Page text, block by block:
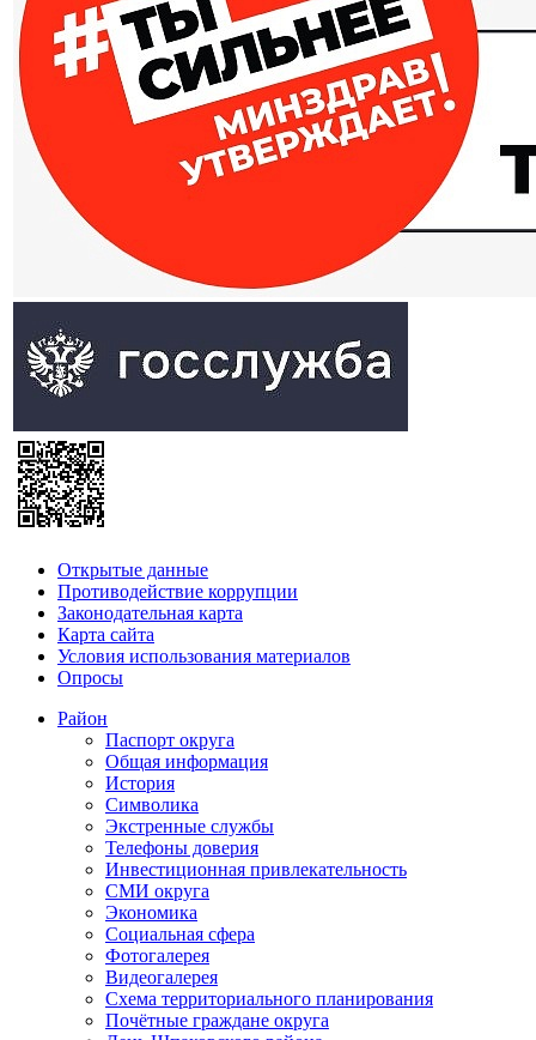
Открытые данные
Противодействие коррупции
Законодательная карта
Карта сайта
Условия использования материалов
Опросы
Район
Паспорт округа
Общая информация
История
Символика
Экстренные службы
Телефоны доверия
Инвестиционная привлекательность
СМИ округа
Экономика
Социальная сфера
Фотогалерея
Видеогалерея
Схема территориального планирования
Почётные граждане округа